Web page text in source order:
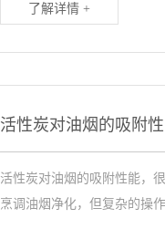
了解详情 +
活性炭对油烟的吸附
活性炭对油烟的吸附性能，
烹调油烟净化，但复杂的操